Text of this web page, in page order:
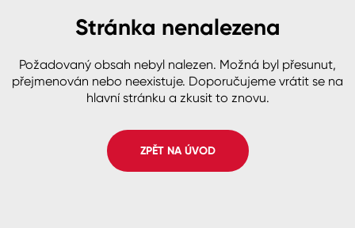
B2B +420 800 145 555Po – Pá: 8:00–15:00
Česko
Slovensko Polsko Worldwide
Plast, sklo, keramika
Stěny
Fasády
Spreje
Stránka nenalezena
Požadovaný obsah nebyl nalezen. Možná byl přesunut,
přejmenován nebo neexistuje. Doporučujeme vrátit se na
hlavní stránku a zkusit to znovu.
ZPĚT NA ÚVOD